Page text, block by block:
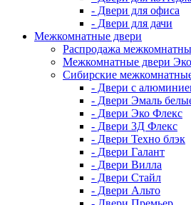
- Двери для офиса
- Двери для дачи
Межкомнатные двери
Распродажа
Межкомнатные двери
Сибирские
- Двери с
- Двери Эмаль
- Двери Эко Флекс
- Двери 3Д Флекс
- Двери Техно блэк
- Двери Галант
- Двери Вилла
- Двери Стайл
- Двери Альто